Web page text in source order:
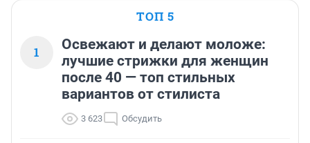
ТОП 5
1
Освежают и делают моложе:
лучшие стрижки для женщин
после 40 — топ стильных
вариантов от стилиста
3 623 Обсудить